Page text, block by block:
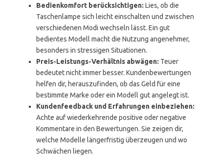
Bedienkomfort berücksichtigen: Lies, ob die
Taschenlampe sich leicht einschalten und zwischen
verschiedenen Modi wechseln lässt. Ein gut
bedientes Modell macht die Nutzung angenehmer,
besonders in stressigen Situationen.
Preis-Leistungs-Verhältnis abwägen: Teuer
bedeutet nicht immer besser. Kundenbewertungen
helfen dir, herauszufinden, ob das Geld für eine
bestimmte Marke oder ein Modell gut angelegt ist.
Kundenfeedback und Erfahrungen einbeziehen:
Achte auf wiederkehrende positive oder negative
Kommentare in den Bewertungen. Sie zeigen dir,
welche Modelle längerfristig überzeugen und wo
Schwächen liegen.